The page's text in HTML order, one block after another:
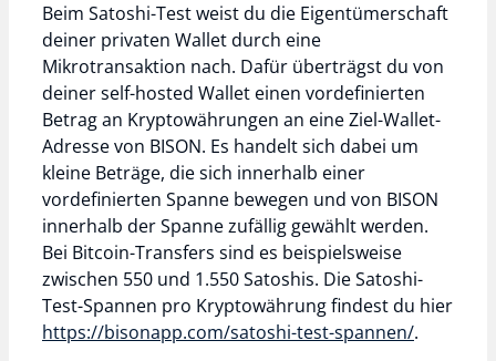
Beim Satoshi-Test weist du die Eigentümerschaft
deiner privaten Wallet durch eine
Mikrotransaktion nach. Dafür überträgst du von
deiner self-hosted Wallet einen vordefinierten
Betrag an Kryptowährungen an eine Ziel-Wallet-
Adresse von BISON. Es handelt sich dabei um
kleine Beträge, die sich innerhalb einer
vordefinierten Spanne bewegen und von BISON
innerhalb der Spanne zufällig gewählt werden.
Bei Bitcoin-Transfers sind es beispielsweise
zwischen 550 und 1.550 Satoshis. Die Satoshi-
Test-Spannen pro Kryptowährung findest du hier
https://bisonapp.com/satoshi-test-spannen/.